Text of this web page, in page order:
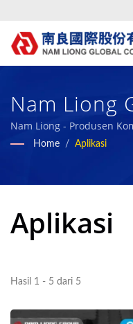
Nam Liong
Nam Liong - Produsen
Home / Aplikasi
Aplikasi
Hasil 1 - 5 dari 5